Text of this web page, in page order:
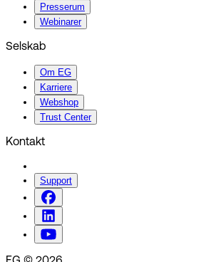
Presserum
Webinarer
Selskab
Om EG
Karriere
Webshop
Trust Center
Kontakt
Support